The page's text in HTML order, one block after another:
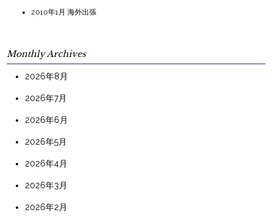
2010年1月 海外出張
Monthly Archives
2026年8月
2026年7月
2026年6月
2026年5月
2026年4月
2026年3月
2026年2月